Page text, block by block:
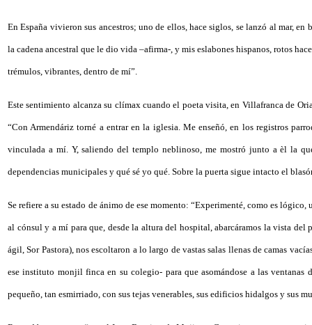
En España vivieron sus ancestros; uno de ellos, hace siglos, se lanzó al mar,
la cadena ancestral que le dio vida –afirma-, y mis eslabones hispanos, rotos
trémulos, vibrantes, dentro de mí”.
Este sentimiento alcanza su clímax cuando el poeta visita, en Villafranca de
“Con Armendáriz torné a entrar en la iglesia. Me enseñó, en los registros
vinculada a mí. Y, saliendo del templo neblinoso, me mostró junto a èl la
dependencias municipales y qué sé yo qué. Sobre la puerta sigue intacto el
Se refiere a su estado de ánimo de ese momento: “Experimenté, como es
al cónsul y a mí para que, desde la altura del hospital, abarcáramos la vista del
ágil, Sor Pastora), nos escoltaron a lo largo de vastas salas llenas de camas
ese instituto monjil finca en su colegio- para que asomándose a las
pequeño, tan esmirriado, con sus tejas venerables, sus edificios hidalgos y sus